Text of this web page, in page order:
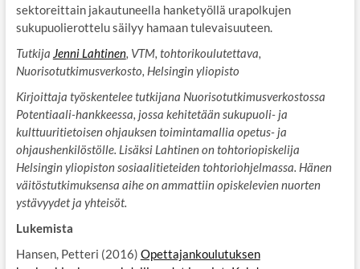
sektoreittain jakautuneella hanketyöllä urapolkujen
sukupuolierottelu säilyy hamaan tulevaisuuteen.
Tutkija Jenni Lahtinen, VTM, tohtorikoulutettava,
Nuorisotutkimusverkosto, Helsingin yliopisto
Kirjoittaja työskentelee tutkijana Nuorisotutkimusverkostossa
Potentiaali-hankkeessa, jossa kehitetään sukupuoli- ja
kulttuuritietoisen ohjauksen toimintamallia opetus- ja
ohjaushenkilöstölle. Lisäksi Lahtinen on tohtoriopiskelija
Helsingin yliopiston sosiaalitieteiden tohtoriohjelmassa. Hänen
väitöstutkimuksensa aihe on ammattiin opiskelevien nuorten
ystävyydet ja yhteisöt.
Lukemista
Hansen, Petteri (2016) Opettajankoulutuksen